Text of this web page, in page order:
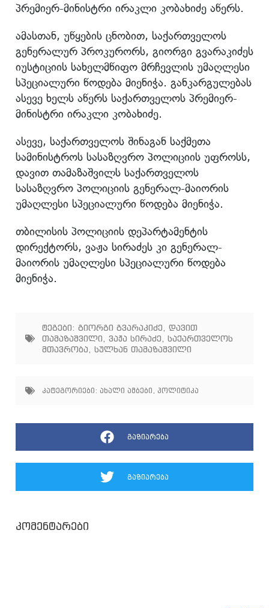
პრემიერ-მინისტრი ირაკლი კობახიძე აწერს.
ამასთან, უწყების ცნობით, საქართველოს
გენერალურ პროკურორს, გიორგი გვარაკიძეს
იუსტიციის სახელმწიფო მრჩევლის უმაღლესი
სპეციალური წოდება მიენიჭა. განკარგულებას
ასევე ხელს აწერს საქართველოს პრემიერ-
მინისტრი ირაკლი კობახიძე.
ასევე, საქართველოს შინაგან საქმეთა
სამინისტროს სასაზღვრო პოლიციის უფროსს,
დავით თამაზაშვილს საქართველოს
სასაზღვრო პოლიციის გენერალ-მაიორის
უმაღლესი სპეციალური წოდება მიენიჭა.
თბილისის პოლიციის დეპარტამენტის
დირექტორს, ვაჟა სირაძეს კი გენერალ-
მაიორის უმაღლესი სპეციალური წოდება
მიენიჭა.
ტეგები: გიორგი გვარაკიძე
დავით
თამაზაშვილი
ვაჟა სირაძე
საქართველოს
მთავრობა
სულხან თამაზაშვილი
კატეგორიები: ახალი ამბები , პოლიტიკა
გაზიარება
გაზიარება
კომენტარები